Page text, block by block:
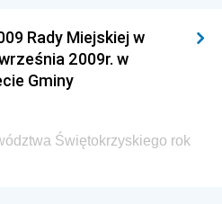
Dyrekcji Dróg
Środowiska
Edukacji
Rady Miejskiej w
2009r. w
Gminy
Świętokrzyskiego rok